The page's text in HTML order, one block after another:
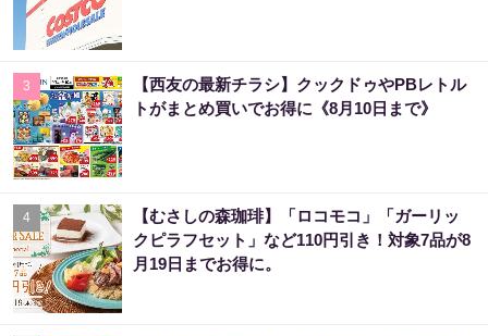
3
【西友の最新チラシ】クックドゥやPBレトル
トがまとめ買いでお得に《8月10日まで》
4
【むさしの森珈琲】「ロコモコ」「ガーリッ
クピラフセット」など110円引き！対象7品が8
月19日までお得に。